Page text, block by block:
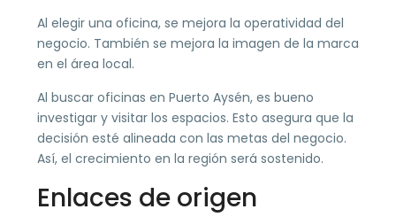
Al elegir una oficina, se mejora la operatividad del
negocio. También se mejora la imagen de la marca
en el área local.
Al buscar oficinas en Puerto Aysén, es bueno
investigar y visitar los espacios. Esto asegura que la
decisión esté alineada con las metas del negocio.
Así, el crecimiento en la región será sostenido.
Enlaces de origen